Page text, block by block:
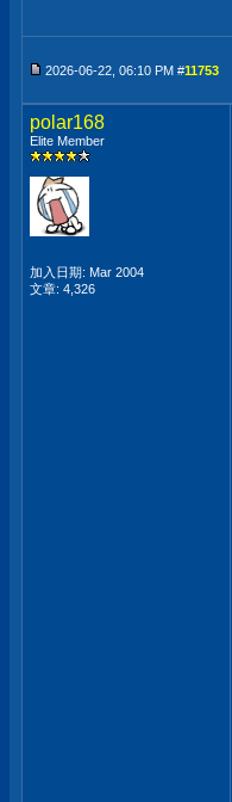
2026-06-22, 06:10 PM #11753
polar168
Elite Member
加入日期: Mar 2004
文章: 4,326